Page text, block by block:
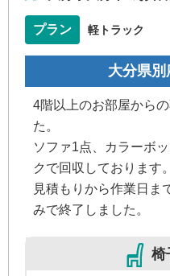
プラン 軽トラック
大分県
4階以上のお部屋から
た。
ソファ1点、カラーボ
クで回収しております。
見積もりから作業日ま
みで終了しました。
椅